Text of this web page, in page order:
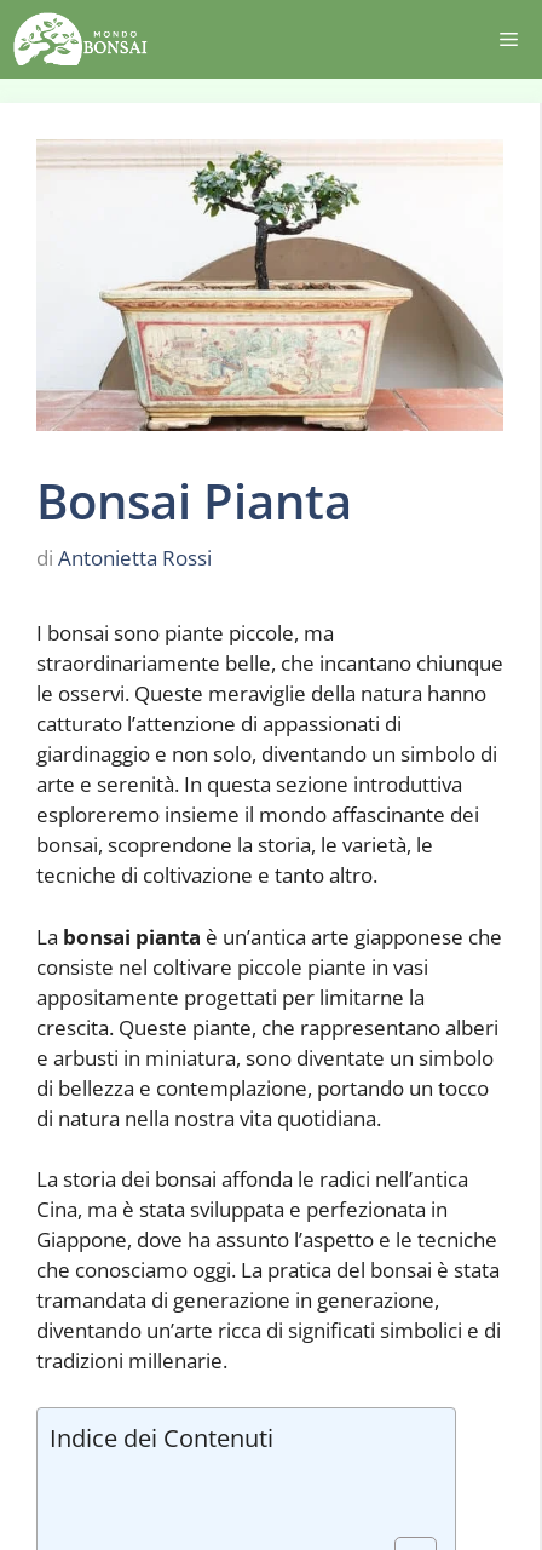
Vai
al
contenuto
Bonsai Pianta
di Antonietta Rossi
I bonsai sono piante piccole, ma
straordinariamente belle, che incantano chiunque
le osservi. Queste meraviglie della natura hanno
catturato l’attenzione di appassionati di
giardinaggio e non solo, diventando un simbolo di
arte e serenità. In questa sezione introduttiva
esploreremo insieme il mondo affascinante dei
bonsai, scoprendone la storia, le varietà, le
tecniche di coltivazione e tanto altro.
La bonsai pianta è un’antica arte giapponese che
consiste nel coltivare piccole piante in vasi
appositamente progettati per limitarne la
crescita. Queste piante, che rappresentano alberi
e arbusti in miniatura, sono diventate un simbolo
di bellezza e contemplazione, portando un tocco
di natura nella nostra vita quotidiana.
La storia dei bonsai affonda le radici nell’antica
Cina, ma è stata sviluppata e perfezionata in
Giappone, dove ha assunto l’aspetto e le tecniche
che conosciamo oggi. La pratica del bonsai è stata
tramandata di generazione in generazione,
diventando un’arte ricca di significati simbolici e di
tradizioni millenarie.
Indice dei Contenuti